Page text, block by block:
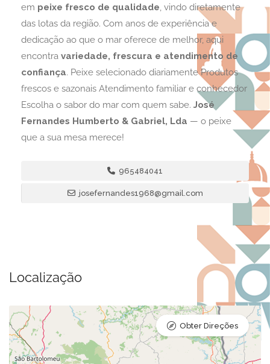
em peixe fresco de qualidade, vindo diretamente
das lotas da região. Com anos de experiência e
dedicação ao que o mar oferece de melhor, aqui
encontra variedade, frescura e atendimento de
confiança. Peixe selecionado diariamente Produtos
frescos e sazonais Atendimento familiar e conhecedor
Escolha o sabor do mar com quem sabe. José
Fernandes Humberto & Gabriel, Lda — o peixe
que a sua mesa merece!
965484041
josefernandes1968@gmail.com
Localização
Obter Direções